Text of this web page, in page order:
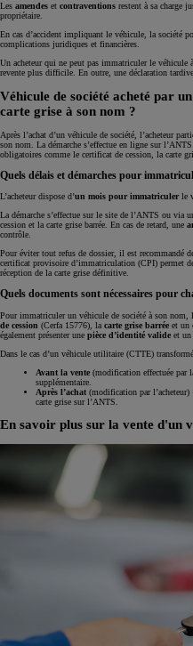
Les amendes et contraventions restent à sa charge
propriétaire.
En cas d’accident impliquant le véhicule, la société
complications juridiques et financières.
Un acheteur qui ne peut pas immatriculer le véhicule
revente plus difficile. En outre, une déclaration
Véhicule de société acheté par
carte grise à son nom ?
Après l’achat d’un véhicule de société, l’acheteur
son nom. La démarche s’effectue en ligne sur
obligatoires comme le certificat de cession, la carte
Quels délais et démarches pour
L’acheteur dispose d’un mois pour immatriculerle
La démarche s’effectue sur le site de l’ANTS ou via
cession et la carte grise barrée. En cas de retard, une
contrôle.
Pour éviter tout refus de dossier, il est recommandé
certificat provisoire d’immatriculation (CPI) permet
réception de la carte grise définitive.
Quels documents sont nécessaires pour
Pour immatriculer un véhicule de société à son
de cession (Cerfa 15776), la carte grise barrée et un
également présenter une pièce d’identité valide et un
Dans le cas d’un véhicule utilitaire (CTTE)
Avant la vente (modification effectuée par
supplémentaire.
Après l’achat (modification par
carte grise sur l’ANTS.
En savoir plus sur la vente d'un